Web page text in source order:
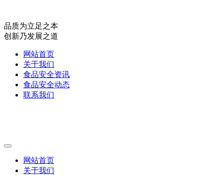
品质为立足之本
创新乃发展之道
网站首页
关于我们
食品安全资讯
食品安全动态
联系我们
网站首页
关于我们